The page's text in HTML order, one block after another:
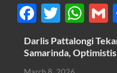
F
ac
e
T
w
itt
W
h
at
Darlis Pattalongi
Samarinda,